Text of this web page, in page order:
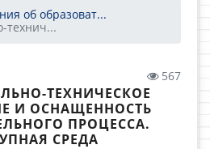
об образоват...
технич...
567
ТЕХНИЧЕСКОЕ
И ОСНАЩЕННОСТЬ
ПРОЦЕССА.
СРЕДА